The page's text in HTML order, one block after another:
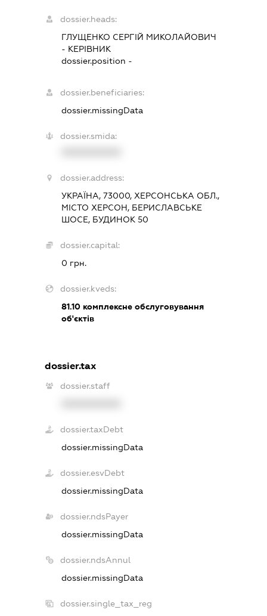
dossier.heads:
ГЛУЩЕНКО СЕРГІЙ МИКОЛАЙОВИЧ
- КЕРІВНИК
dossier.position -
dossier.beneficiaries:
dossier.missingData
dossier.smida:
dossier.address:
УКРАЇНА, 73000, ХЕРСОНСЬКА ОБЛ.,
МІСТО ХЕРСОН, БЕРИСЛАВСЬКЕ
ШОСЕ, БУДИНОК 50
dossier.capital:
0 грн.
dossier.kveds:
81.10 комплексне обслуговування
об'єктів
dossier.tax
dossier.staff
dossier.taxDebt
dossier.missingData
dossier.esvDebt
dossier.missingData
dossier.ndsPayer
dossier.missingData
dossier.ndsAnnul
dossier.missingData
dossier.single_tax_reg